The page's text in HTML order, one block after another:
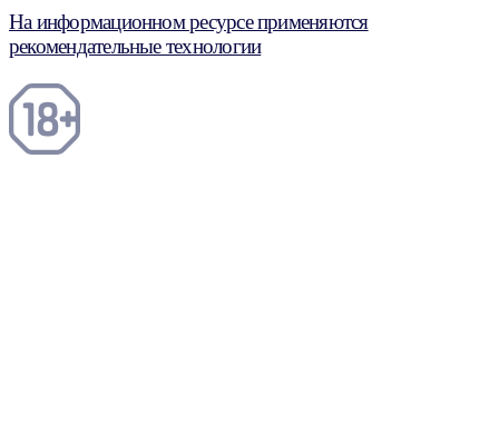
На информационном ресурсе применяются
рекомендательные технологии